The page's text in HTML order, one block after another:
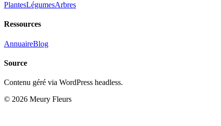
PlantesLégumesArbres
Ressources
AnnuaireBlog
Source
Contenu géré via WordPress headless.
© 2026 Meury Fleurs